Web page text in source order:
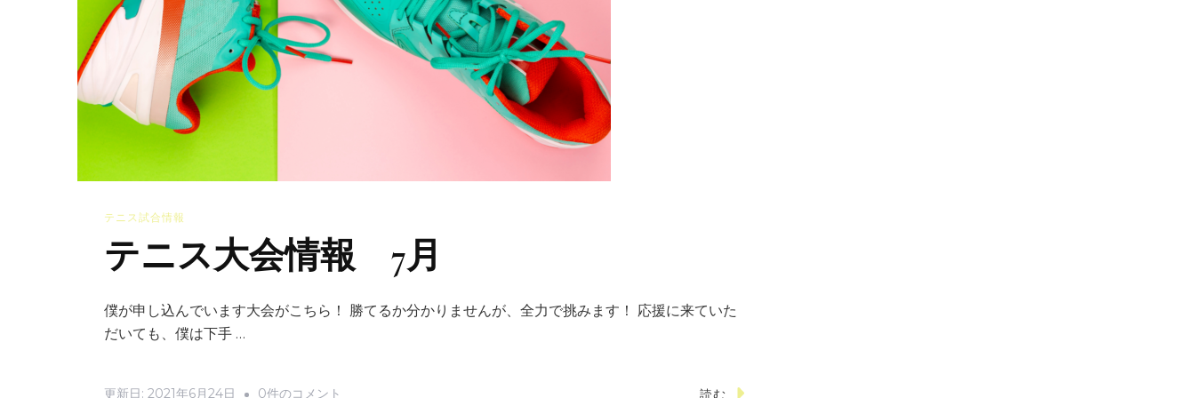
テニス試合情報
テニス大会情報 7月
僕が申し込んでいます大会がこちら！ 勝てるか分かりませんが、全力で挑みます！ 応援に来ていた
だいても、僕は下手 …
更新日: 2021年6月24日 テ
0件のコメント 読む